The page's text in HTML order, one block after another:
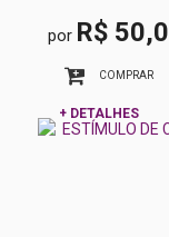
por R$
COMPRAR
+ DETALHES